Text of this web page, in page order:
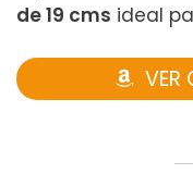
de 19 cms ideal
VER